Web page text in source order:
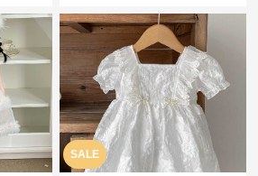
バースデー
SALE